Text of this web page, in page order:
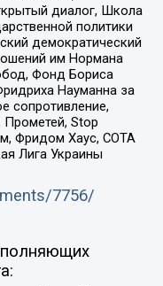
диалог, Школа
политики
демократический
им Нормана
Фонд Бориса
Науманна за
сопротивление,
Прометей, Stop
Фридом Хаус, СОТА
Лига Украины
7756/